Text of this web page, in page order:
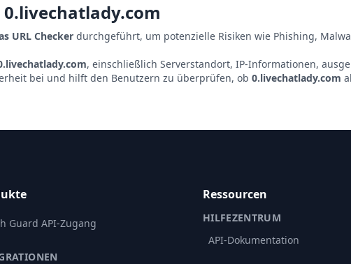
0.livechatlady.com
URL Checker durchgeführt, um potenzielle Risiken wie Phishing,
, einschließlich Serverstandort, IP-Informationen,
bei und hilft den Benutzern zu überprüfen, ob 0.livechatlady.com
Guard API-Zugang
Ressourcen
HILFEZENTRUM
API-Dokumentation